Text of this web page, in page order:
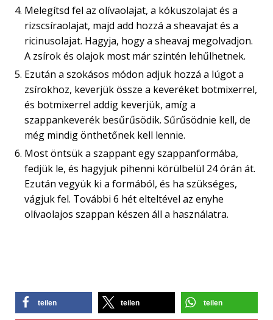
Melegítsd fel az olívaolajat, a kókuszolajat és a
rizscsíraolajat, majd add hozzá a sheavajat és a
ricinusolajat. Hagyja, hogy a sheavaj megolvadjon.
A zsírok és olajok most már szintén lehűlhetnek.
Ezután a szokásos módon adjuk hozzá a lúgot a
zsírokhoz, keverjük össze a keveréket botmixerrel,
és botmixerrel addig keverjük, amíg a
szappankeverék besűrűsödik. Sűrűsödnie kell, de
még mindig önthetőnek kell lennie.
Most öntsük a szappant egy szappanformába,
fedjük le, és hagyjuk pihenni körülbelül 24 órán át.
Ezután vegyük ki a formából, és ha szükséges,
vágjuk fel. További 6 hét elteltével az enyhe
olívaolajos szappan készen áll a használatra.
teilen teilen teilen